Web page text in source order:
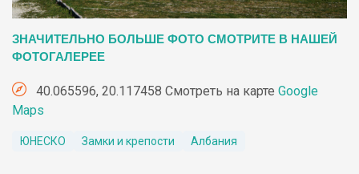
ЗНАЧИТЕЛЬНО БОЛЬШЕ ФОТО СМОТРИТЕ В НАШЕЙ
ФОТОГАЛЕРЕЕ
40.065596, 20.117458 Смотреть на карте Google
Maps
ЮНЕСКО Замки и крепости Албания